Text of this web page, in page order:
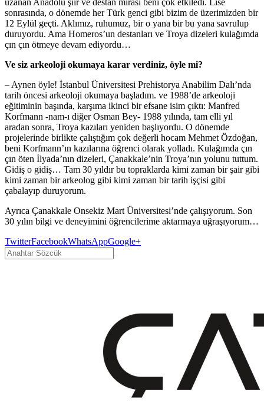
sonrasında, o dönemde her Türk genci gibi bizim de üzerimizden bir
12 Eylül geçti. Aklımız, ruhumuz, bir o yana bir bu yana savrulup
duruyordu. Ama Homeros’un destanları ve Troya dizeleri kulağımda
çın çın ötmeye devam ediyordu…
Ve siz arkeoloji okumaya karar verdiniz, öyle mi?
– Aynen öyle! İstanbul Üniversitesi Prehistorya Anabilim Dalı’nda
tarih öncesi arkeoloji okumaya başladım. ve 1988’de arkeoloji
eğitiminin başında, karşıma ikinci bir efsane isim çıktı: Manfred
Korfmann -nam-ı diğer Osman Bey- 1988 yılında, tam elli yıl
aradan sonra, Troya kazıları yeniden başlıyordu. O dönemde
projelerinde birlikte çalıştığım çok değerli hocam Mehmet Özdoğan,
beni Korfmann’ın kazılarına öğrenci olarak yolladı. Kulağımda çın
çın öten İlyada’nın dizeleri, Çanakkale’nin Troya’nın yolunu tuttum.
Gidiş o gidiş… Tam 30 yıldır bu topraklarda kimi zaman bir şair gibi
kimi zaman bir arkeolog gibi kimi zaman bir tarih işçisi gibi
çabalayıp duruyorum.
Ayrıca Çanakkale Onsekiz Mart Üniversitesi’nde çalışıyorum. Son
30 yılın bilgi ve deneyimini öğrencilerime aktarmaya uğraşıyorum…
TwitterFacebookWhatsAppGoogle+